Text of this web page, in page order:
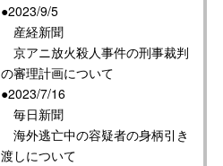
●2023/9/5
産経新聞
京アニ放火殺人事件の刑事裁判
の審理計画について
●2023/7/16
毎日新聞
海外逃亡中の容疑者の身柄引き
渡しについて